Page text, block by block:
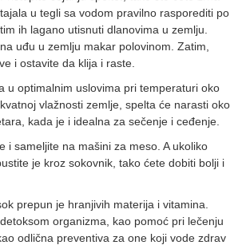
u tegli sa vodom pravilno rasporediti po
ih lagano utisnuti dlanovima u zemlju.
uđu u zemlju makar polovinom. Zatim,
i ostavite da klija i raste.
u optimalnim uslovima pri temperaturi oko
vlažnosti zemlje, spelta će narasti oko
kada je i idealna za sečenje i ceđenje.
i sameljite na mašini za meso. A ukoliko
je kroz sokovnik, tako ćete dobiti bolji i
prepun je hranjivih materija i vitamina.
organizma, kao pomoć pri lečenju
odlična preventiva za one koji vode zdrav